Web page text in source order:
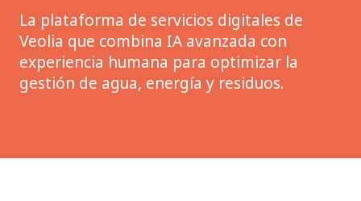
La plataforma de servicios digitales de
Veolia que combina IA avanzada con
experiencia humana para optimizar la
gestión de agua, energía y residuos.